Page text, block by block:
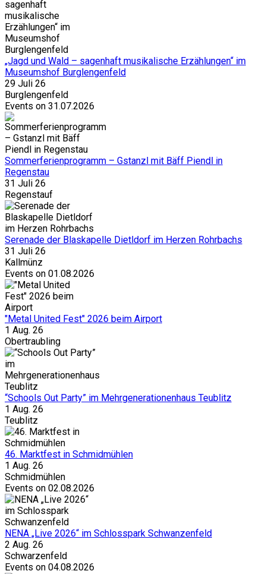
„Jagd und Wald – sagenhaft musikalische Erzählungen“ im
Museumshof Burglengenfeld
29 Juli 26
Burglengenfeld
Events on 31.07.2026
Sommerferienprogramm – Gstanzl mit Bäff Piendl in
Regenstau
31 Juli 26
Regenstauf
Serenade der Blaskapelle Dietldorf im Herzen Rohrbachs
31 Juli 26
Kallmünz
Events on 01.08.2026
"Metal United Fest" 2026 beim Airport
1 Aug. 26
Obertraubling
“Schools Out Party” im Mehrgenerationenhaus Teublitz
1 Aug. 26
Teublitz
46. Marktfest in Schmidmühlen
1 Aug. 26
Schmidmühlen
Events on 02.08.2026
NENA „Live 2026“ im Schlosspark Schwanzenfeld
2 Aug. 26
Schwarzenfeld
Events on 04.08.2026